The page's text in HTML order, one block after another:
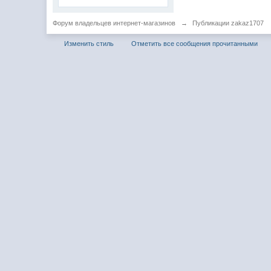
Форум владельцев интернет-магазинов → Публикации zakaz1707
Изменить стиль Отметить все сообщения прочитанными